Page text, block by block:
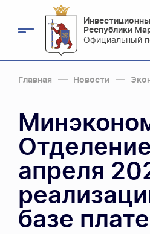
Республики
Официальный
Главная Новости
апреля
базе